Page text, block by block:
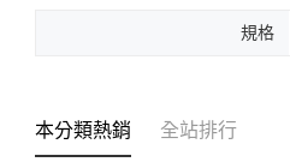
規格
本分類熱銷 全站排行